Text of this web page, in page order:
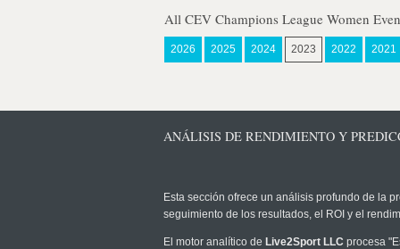
All CEV Champions League Women
2026 2025 2024 2023 2022 2021
ANÁLISIS DE RENDIMIENTO Y
Esta sección ofrece un análisis profundo de la
seguimiento de los resultados, el ROI y el
El motor analítico de Live2Sport LLC procesa